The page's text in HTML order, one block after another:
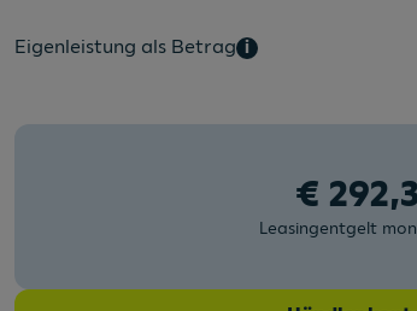
Leichtmetallfelgen 17 Zoll
Media System 8,25"
Eigenleistung als Betrag i
€
Leasingentgelt